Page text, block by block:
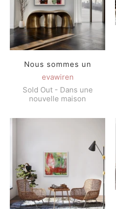
Nous sommes un
evawiren
Sold Out - Dans une
nouvelle maison